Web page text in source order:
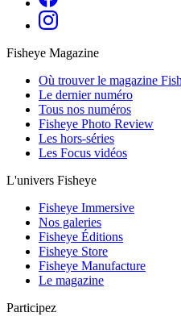
Fisheye Magazine
Où trouver le magazine
Le dernier numéro
Tous nos numéros
Fisheye Photo Review
Les hors-séries
Les Focus vidéos
L'univers Fisheye
Fisheye Immersive
Nos galeries
Fisheye Éditions
Fisheye Store
Fisheye Manufacture
Le magazine
Participez